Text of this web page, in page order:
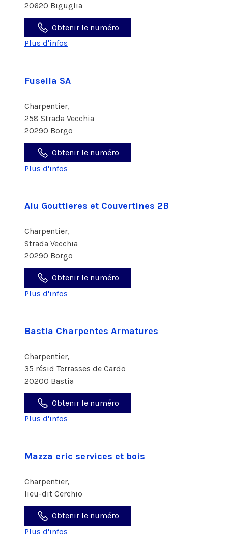
20620 Biguglia
Obtenir le numéro
Plus d'infos
Fusella SA
Charpentier,
258 Strada Vecchia
20290 Borgo
Obtenir le numéro
Plus d'infos
Alu Gouttieres et Couvertines 2B
Charpentier,
Strada Vecchia
20290 Borgo
Obtenir le numéro
Plus d'infos
Bastia Charpentes Armatures
Charpentier,
35 résid Terrasses de Cardo
20200 Bastia
Obtenir le numéro
Plus d'infos
Mazza eric services et bois
Charpentier,
lieu-dit Cerchio
Obtenir le numéro
Plus d'infos